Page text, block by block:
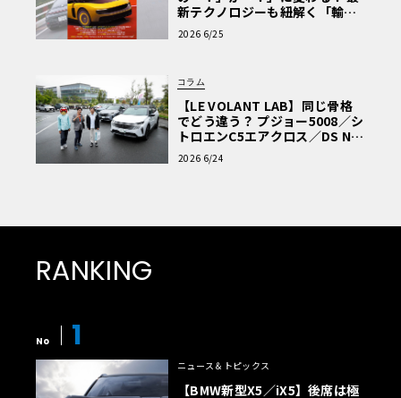
新テクノロジーも紐解く「輸入
車Q&A」
2026 6/25
コラム
【LE VOLANT LAB】同じ骨格
でどう違う？ プジョー5008／シ
トロエンC5エアクロス／DS Nº4
読者一気乗りレポート
2026 6/24
RANKING
No 1
ニュース＆トピックス
【BMW新型X5／iX5】後席は極